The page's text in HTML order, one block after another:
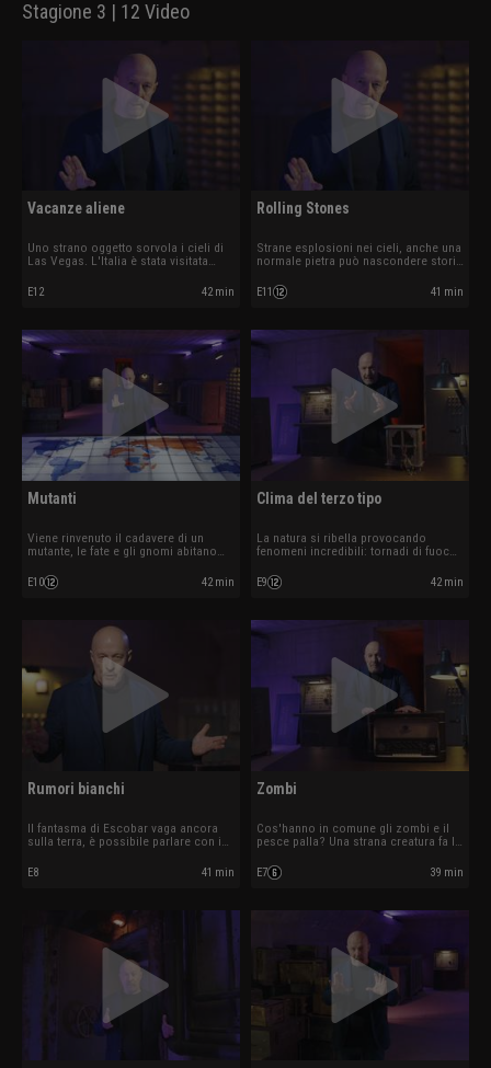
Stagione 3 | 12 Video
Vacanze aliene
Uno strano oggetto sorvola i cieli di
Las Vegas. L'Italia è stata visitata
E12 42 min
Rolling Stones
Strane esplosioni nei cieli, anche una
normale pietra può nascondere storie
E11 41 min
Mutanti
Viene rinvenuto il cadavere di un
mutante, le fate e gli gnomi abitano
E10 42 min
Clima del terzo tipo
La natura si ribella provocando
fenomeni incredibili: tornadi di fuoco,
E9 42 min
Rumori bianchi
Il fantasma di Escobar vaga ancora
sulla terra, è possibile parlare con i
E8 41 min
Zombi
Cos'hanno in comune gli zombi e il
pesce palla? Una strana creatura fa la
E7 39 min